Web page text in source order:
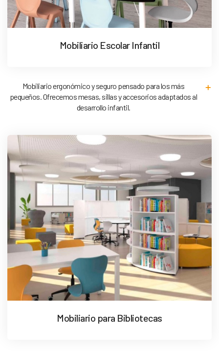
Mobiliario Escolar Infantil
Mobiliario ergonómico y seguro pensado para los más
pequeños. Ofrecemos mesas, sillas y accesorios adaptados al
desarrollo infantil.
Mobiliario para Bibliotecas